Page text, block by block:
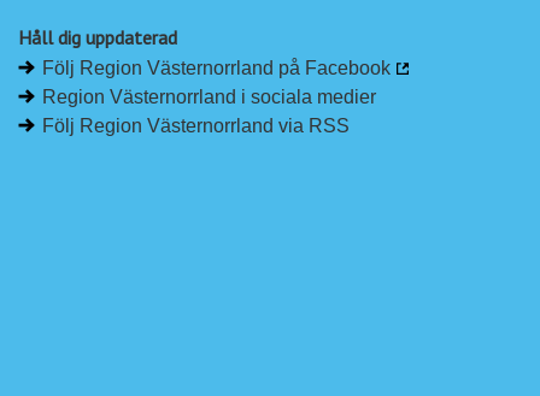
Håll dig uppdaterad
Följ Region Västernorrland på Facebook
Region Västernorrland i sociala medier
Följ Region Västernorrland via RSS